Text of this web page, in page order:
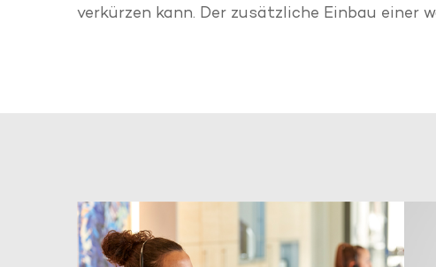
verkürzen kann. Der zusätzliche Einbau